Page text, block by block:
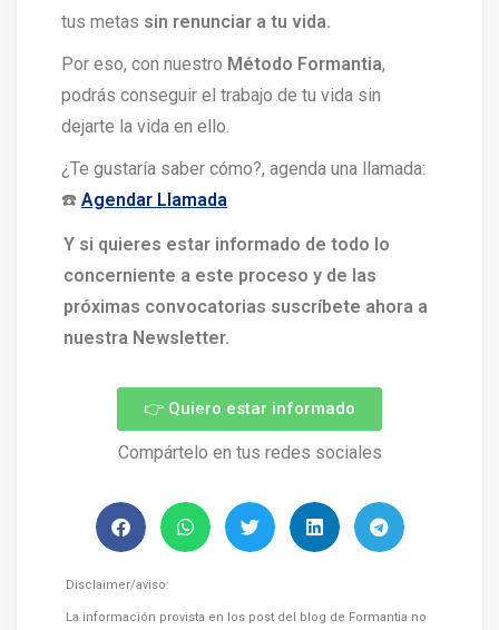
tus metas sin renunciar a tu vida.
Por eso, con nuestro Método Formantia,
podrás conseguir el trabajo de tu vida sin
dejarte la vida en ello.
¿Te gustaría saber cómo?, agenda una llamada:
☎️ Agendar Llamada
Y si quieres estar informado de todo lo
concerniente a este proceso y de las
próximas convocatorias suscríbete ahora a
nuestra Newsletter.
👉 Quiero estar informado
Compártelo en tus redes sociales
Disclaimer/aviso:
La información provista en los post del blog de Formantia no